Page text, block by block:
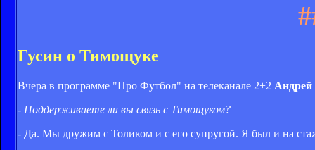
Гусин о Тимощуке
Вчера в программе "Про Футбол" на телеканале 2+2 Андрей
- Поддерживаете ли вы связь с Тимощуком?
- Да. Мы дружим с Толиком и с его супругой. Я был и на